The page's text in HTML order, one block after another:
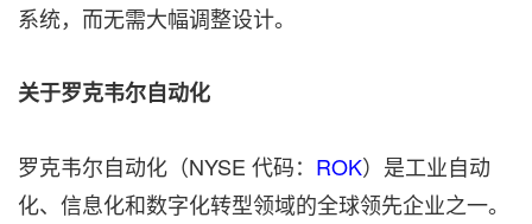
系统，而无需大幅调整设计。
关于罗克韦尔自动化
罗克韦尔自动化（NYSE 代码： ROK）是工业自动
化、信息化和数字化转型领域的全球领先企业之一。